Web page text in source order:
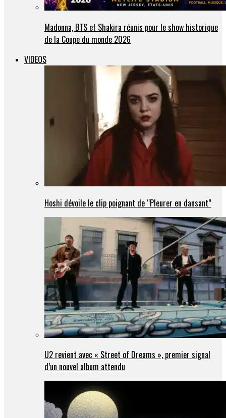
Madonna, BTS et Shakira réunis pour le show historique
de la Coupe du monde 2026
VIDEOS
Hoshi dévoile le clip poignant de “Pleurer en dansant”
U2 revient avec « Street of Dreams », premier signal
d’un nouvel album attendu